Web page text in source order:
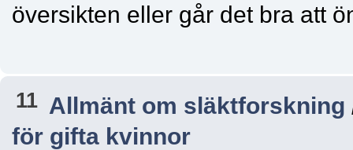
översikten eller går det bra att
11 Allmänt om släktforskning
för gifta kvinnor